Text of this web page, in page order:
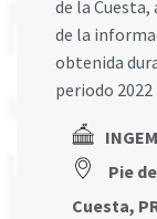
de la Cuesta,
de la
obtenida
periodo 2022
Pie
Cuesta,